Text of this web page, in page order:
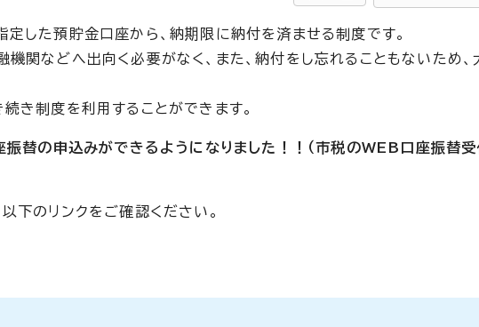
定した預貯金口座から、納期限に納付を済ませる制度です。
関などへ出向く必要がなく、また、納付をし忘れることもないため、
き制度を利用することができます。
替の申込みができるようになりました！！（市税のWEB口座振替
下のリンクをご確認ください。